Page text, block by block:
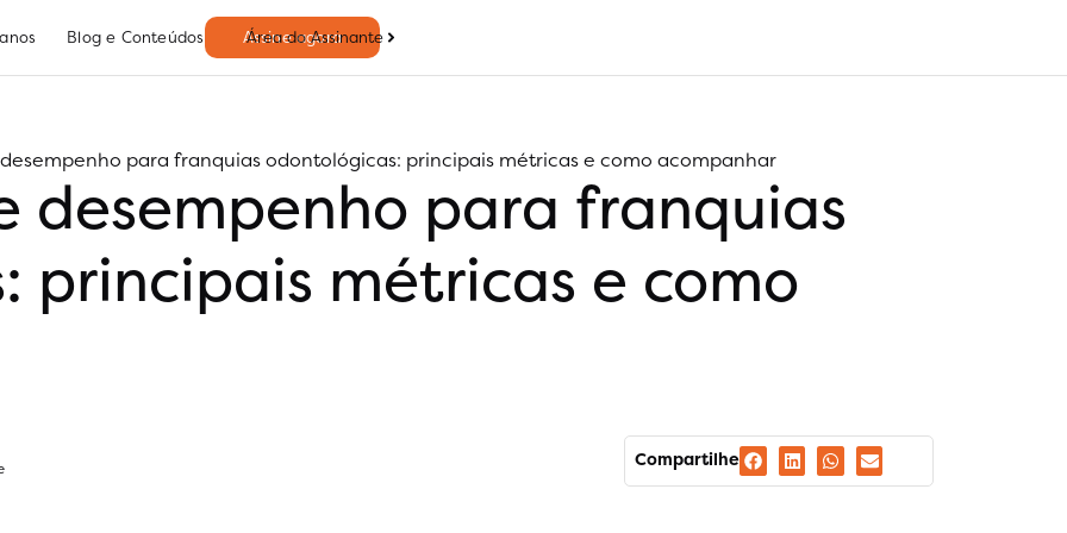
Blog e Conteúdos Assine agora
Área do Assinante
para franquias odontológicas: principais métricas e como acompanhar
desempenho para franquias
principais métricas e como
Compartilhe